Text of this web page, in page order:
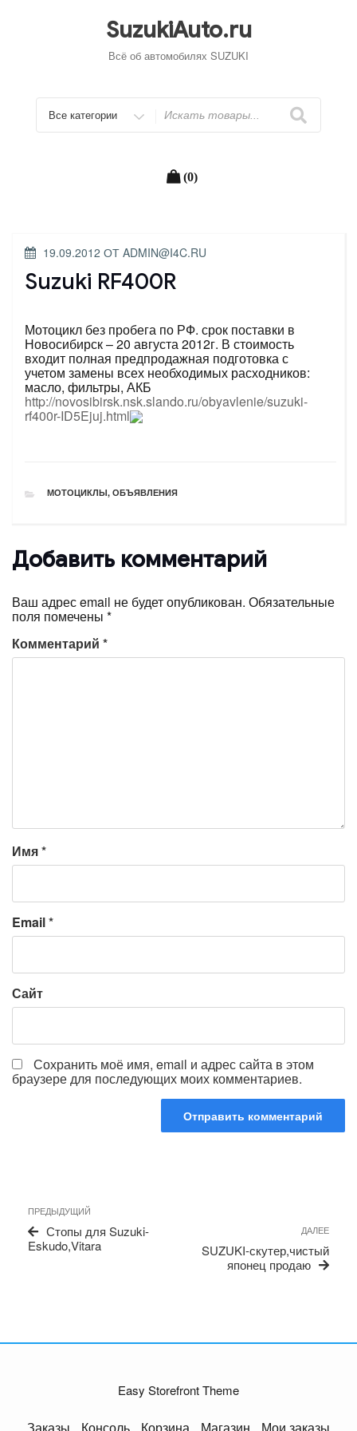
SuzukiAuto.ru
Всё об автомобилях SUZUKI
Искать
(0)
ОПУБЛИКОВАНО
19.09.2012 ОТ ADMIN@I4C.RU
Suzuki RF400R
Мотоцикл без пробега по РФ. срок поставки в
Новосибирск – 20 августа 2012г. В стоимость
входит полная предпродажная подготовка с
учетом замены всех необходимых расходников:
масло, фильтры, АКБ
http://novosibirsk.nsk.slando.ru/obyavlenie/suzuki-
rf400r-ID5Ejuj.html
РУБРИКИ
МОТОЦИКЛЫ, ОБЪЯВЛЕНИЯ
Добавить комментарий
Ваш адрес email не будет опубликован. Обязательные
поля помечены *
Комментарий *
Имя*
Email*
Сайт
Сохранить моё имя, email и адрес сайта в этом
браузере для последующих моих комментариев.
по
записям
Предыдущая
запись
ПРЕДЫДУЩИЙ
Стопы для Suzuki-
Eskudo,Vitara
ДАЛЕЕ
SUZUKI-скутер,чистый
японец продаю
Easy Storefront Theme